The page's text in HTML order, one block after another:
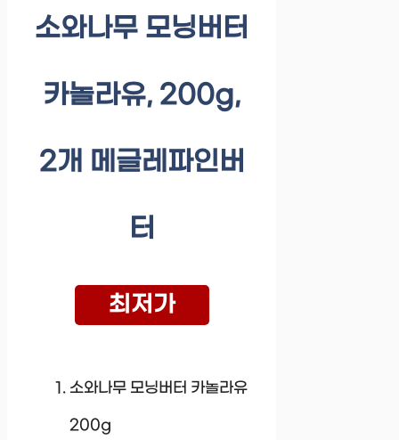
소와나무 모닝버터
카놀라유, 200g,
2개 메글레파인버
터
최저가
소와나무 모닝버터 카놀라유
200g